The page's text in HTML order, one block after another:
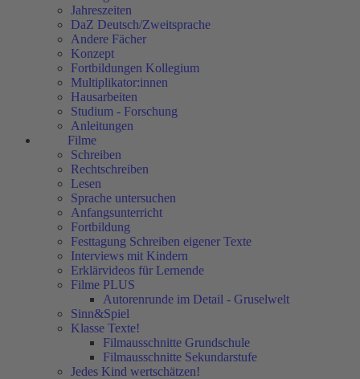
Jahreszeiten
DaZ Deutsch/Zweitsprache
Andere Fächer
Konzept
Fortbildungen Kollegium
Multiplikator:innen
Hausarbeiten
Studium - Forschung
Anleitungen
Filme
Schreiben
Rechtschreiben
Lesen
Sprache untersuchen
Anfangsunterricht
Fortbildung
Festtagung Schreiben eigener Texte
Interviews mit Kindern
Erklärvideos für Lernende
Filme PLUS
Autorenrunde im Detail - Gruselwelt
Sinn&Spiel
Klasse Texte!
Filmausschnitte Grundschule
Filmausschnitte Sekundarstufe
Jedes Kind wertschätzen!